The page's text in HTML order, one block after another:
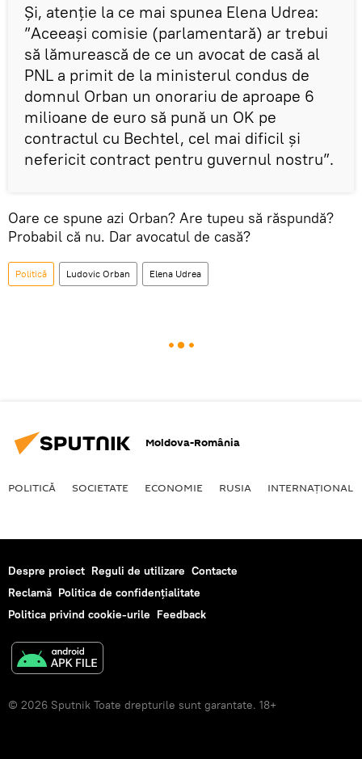
Și, atenție la ce mai spunea Elena Udrea:
”Aceeași comisie (parlamentară) ar trebui
să lămurească de ce un avocat de casă al
PNL a primit de la ministerul condus de
domnul Orban un onorariu de aproape 6
milioane de euro să pună un OK pe
contractul cu Bechtel, cel mai dificil şi
nefericit contract pentru guvernul nostru”.
Oare ce spune azi Orban? Are tupeu să răspundă?
Probabil că nu. Dar avocatul de casă?
Politică Ludovic Orban Elena Udrea
Moldova-România
POLITICĂ SOCIETATE ECONOMIE RUSIA INTERNAŢIONAL
Despre proiect Reguli de utilizare Contacte
Reclamă Politica de confidențialitate
Politica privind cookie-urile Feedback
© 2026 Sputnik Toate drepturile sunt garantate. 18+